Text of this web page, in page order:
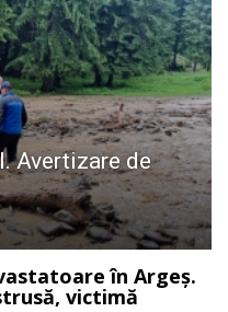
Avertizare de
în Argeș.
victimă